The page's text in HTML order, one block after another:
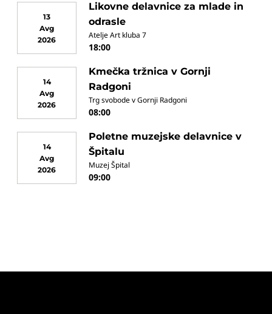
13
Avg
2026
Likovne delavnice za mlade in
odrasle
Atelje Art kluba 7
18:00
14
Avg
2026
Kmečka tržnica v Gornji
Radgoni
Trg svobode v Gornji Radgoni
08:00
14
Avg
2026
Poletne muzejske delavnice v
Špitalu
Muzej Špital
09:00